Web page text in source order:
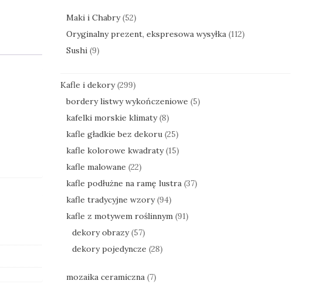
Maki i Chabry (52)
Oryginalny prezent, ekspresowa wysyłka (112)
Sushi (9)
Kafle i dekory (299)
bordery listwy wykończeniowe (5)
kafelki morskie klimaty (8)
kafle gładkie bez dekoru (25)
kafle kolorowe kwadraty (15)
kafle malowane (22)
kafle podłużne na ramę lustra (37)
kafle tradycyjne wzory (94)
kafle z motywem roślinnym (91)
dekory obrazy (57)
dekory pojedyncze (28)
mozaika ceramiczna (7)